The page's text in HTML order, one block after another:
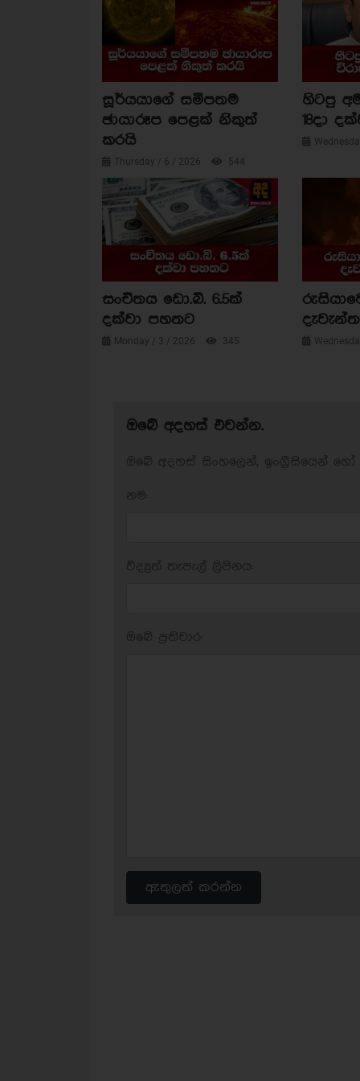
සූර්යයාගේ සමීපතම
ඡායාරූප පෙළක් නිකුත්
කරයි
Thursday / 6 / 2026 544
හිටපු
18දා
සංචිතය ඩො.බි. 6.5ක්
දක්වා පහතට
Monday / 3 / 2026 345
ඔබේ අදහස් එවන්න.
ඇතුලත් කරන්න